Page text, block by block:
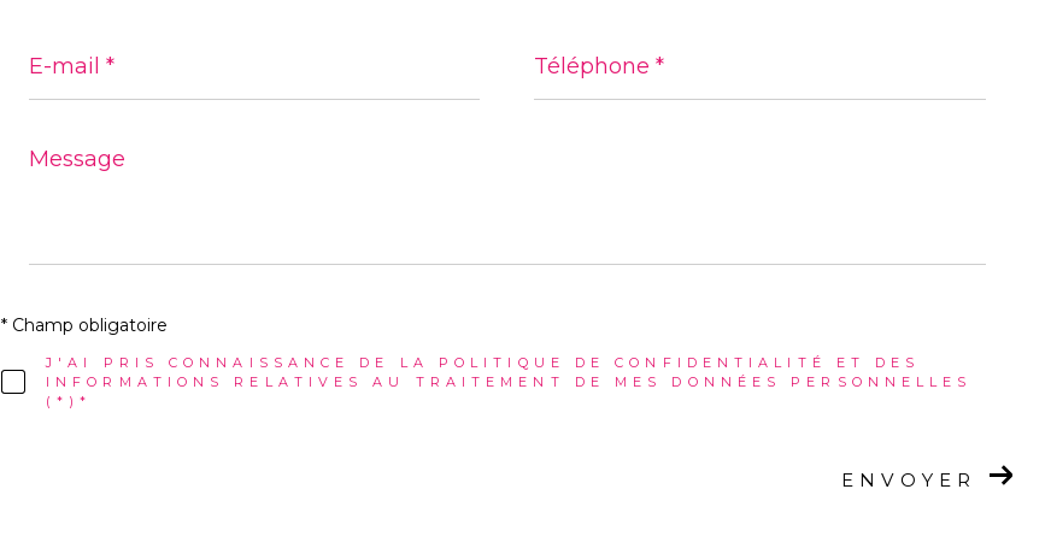
mail
*
*
Message
*
J'AI PRIS CONNAISSANCE DE LA POLITIQUE DE CONFIDENTIALITÉ ET DES
INFORMATIONS RELATIVES AU TRAITEMENT DE MES DONNÉES PERSONNELLES
(*)*
* Champ obligatoire
ENVOYER